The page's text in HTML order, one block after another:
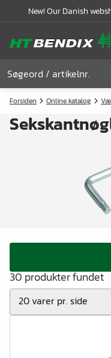
New! Our Danish
Forsiden Online katalog
30 produkter fundet